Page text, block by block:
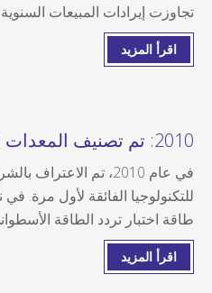
لأول مرة، مما يشير إلى تعزيز
للشركة في السوق وتقدير العملاء.
اقرأ المزيد
في عام 2010، تم
للتكنولوجيا الفائقة لأول مرة.
طاقة اختبار تردد الطاقة
على أول شهادة لمنتج المعدات
اقرأ المزيد